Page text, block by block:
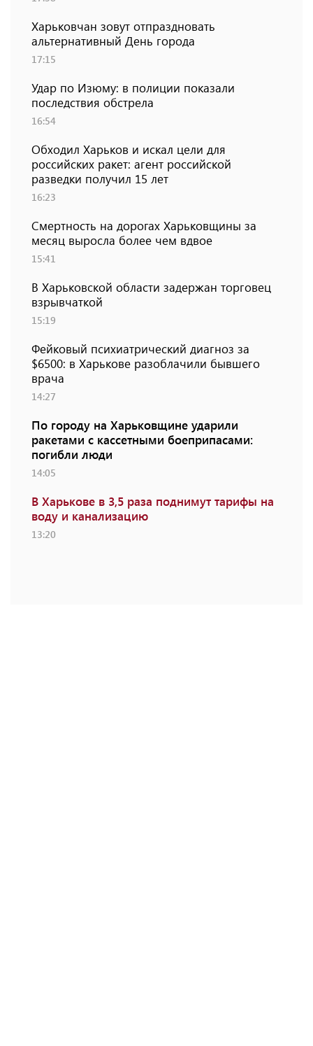
Харьковчан зовут отпраздновать
альтернативный День города
17:15
Удар по Изюму: в полиции показали
последствия обстрела
16:54
Обходил Харьков и искал цели для
российских ракет: агент российской
разведки получил 15 лет
16:23
Смертность на дорогах Харьковщины за
месяц выросла более чем вдвое
15:41
В Харьковской области задержан торговец
взрывчаткой
15:19
Фейковый психиатрический диагноз за
$6500: в Харькове разоблачили бывшего
врача
14:27
По городу на Харьковщине ударили
ракетами с кассетными боеприпасами:
погибли люди
14:05
В Харькове в 3,5 раза поднимут тарифы на
воду и канализацию
13:20